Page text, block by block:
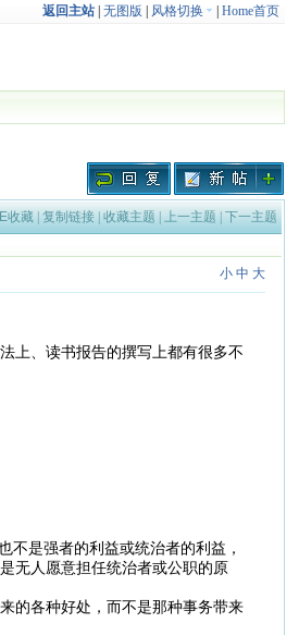
返回主站| 无图版 风格切换 Home首页
收藏| 复制链接| 收藏主题 | 上一主题 | 下一主题
小 中 大
上、读书报告的撰写上都有很多不
是强者的利益或统治者的利益，
无人愿意担任统治者或公职的原
的各种好处，而不是那种事务带来